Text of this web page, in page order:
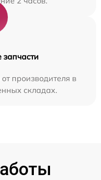
производителя в
складах.